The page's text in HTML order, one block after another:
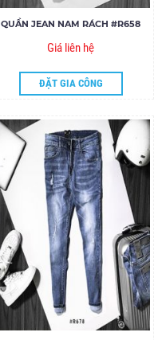
QUẦN JEAN NAM RÁCH #R658
Giá liên hệ
ĐẶT GIA CÔNG